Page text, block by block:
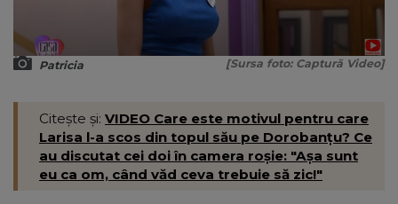
Patricia [Sursa foto: Captură Video]
Citește și: VIDEO Care este motivul pentru care
Larisa l-a scos din topul său pe Dorobanțu? Ce
au discutat cei doi în camera roșie: "Așa sunt
eu ca om, când văd ceva trebuie să zic!"